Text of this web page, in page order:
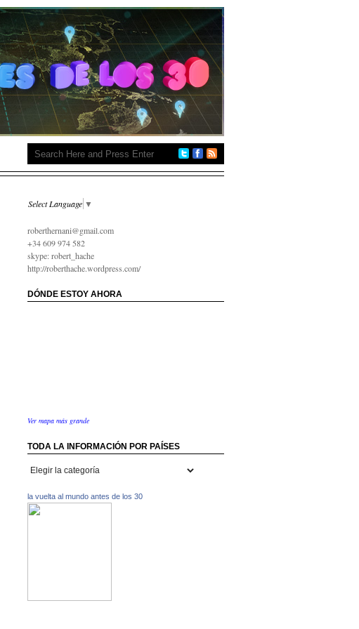
Select Language ▼
roberthernani@gmail.com
+34 609 974 582
skype: robert_hache
http://roberthache.wordpress.com/
DÓNDE ESTOY AHORA
Ver mapa más grande
TODA LA INFORMACIÓN POR PAÍSES
Toda
información
por
países
la vuelta al mundo antes de los 30